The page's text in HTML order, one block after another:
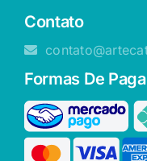
Contato
Formas De